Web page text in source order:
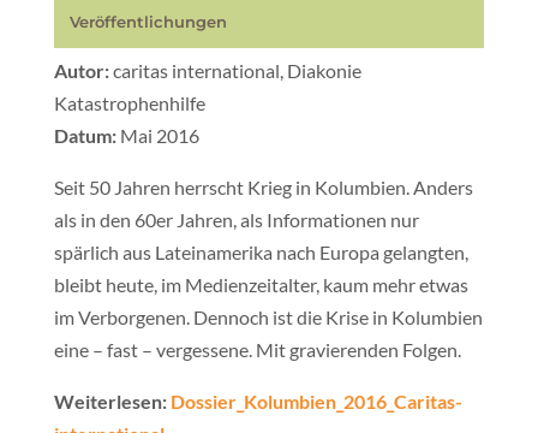
Veröffentlichungen
Autor:caritas international, Diakonie
Katastrophenhilfe
Datum:Mai 2016
Seit 50 Jahren herrscht Krieg in Kolumbien. Anders
als in den 60er Jahren, als Informationen nur
spärlich aus Lateinamerika nach Europa gelangten,
bleibt heute, im Medienzeitalter, kaum mehr etwas
im Verborgenen. Dennoch ist die Krise in Kolumbien
eine – fast – vergessene. Mit gravierenden Folgen.
Weiterlesen: Dossier_Kolumbien_2016_Caritas-